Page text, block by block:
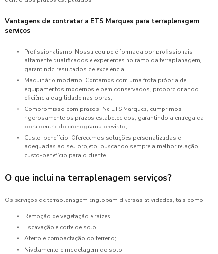
Vantagens de contratar a ETS Marques para terraplenagem
serviços
Profissionalismo: Nossa equipe é formada por profissionais
altamente qualificados e experientes no ramo da terraplanagem,
garantindo resultados de excelência;
Maquinário moderno: Contamos com uma frota própria de
equipamentos modernos e bem conservados, proporcionando
eficiência e agilidade nas obras;
Compromisso com prazos: Na ETS Marques, cumprimos
rigorosamente os prazos estabelecidos, garantindo a entrega da
obra dentro do cronograma previsto;
Custo-benefício: Oferecemos soluções personalizadas e
adequadas ao seu projeto, buscando sempre a melhor relação
custo-benefício para o cliente.
O que inclui na terraplenagem serviços?
Os serviços de terraplanagem englobam diversas atividades, tais como:
Remoção de vegetação e raízes;
Escavação e corte de solo;
Aterro e compactação do terreno;
Nivelamento e modelagem do solo;